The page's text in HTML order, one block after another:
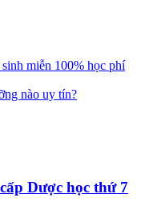
miễn 100% học phí
nào uy tín?
Dược học thứ 7